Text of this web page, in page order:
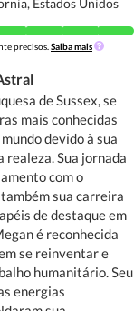
Estados Unidos
precisos. Saiba mais
de Sussex, se
mais conhecidas
devido à sua
realeza. Sua jornada
com o
sua carreira
de destaque em
é reconhecida
se reinventar e
humanitário. Seu
energias